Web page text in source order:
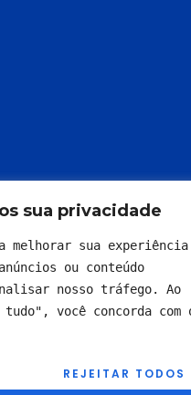
sua privacidade
melhorar sua
ou conteúdo
nosso tráfego. Ao
você concorda com
REJEITAR TODOS
reservados